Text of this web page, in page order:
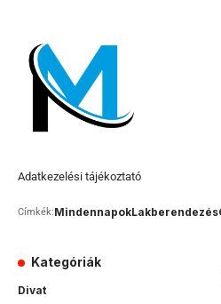
Adatkezelési tájékoztató
Címkék:MindennapokLakberendezés
Kategóriák
Divat